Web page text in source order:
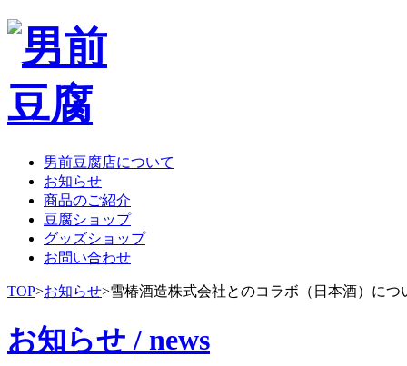
男前豆腐店について
お知らせ
商品のご紹介
豆腐ショップ
グッズショップ
お問い合わせ
TOP>お知らせ>雪椿酒造株式会社とのコラボ（日本酒）につ
お知らせ / news